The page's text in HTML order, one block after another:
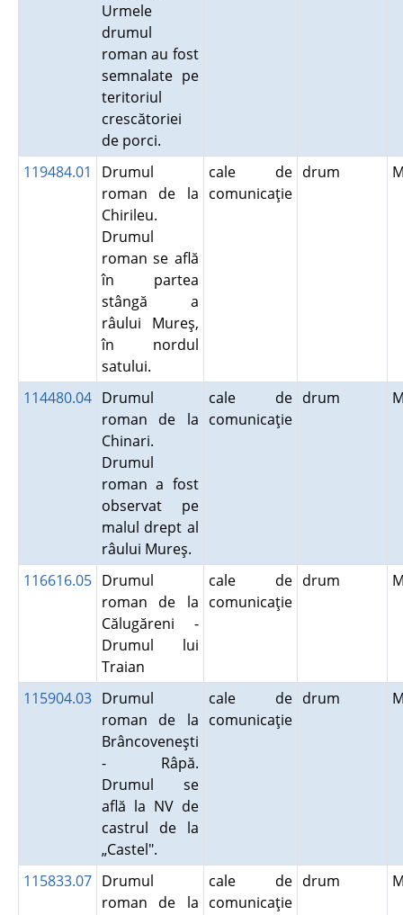
Urmele
drumul
roman au fost
semnalate pe
teritoriul
crescătoriei
de porci.
119484.01
Drumul
roman de la
Chirileu.
Drumul
roman se află
în partea
stângă a
râului Mureş,
în nordul
satului.
cale de
comunicaţie
drum
114480.04 Drumul
roman de la
Chinari.
Drumul
roman a fost
observat pe
malul drept al
râului Mureş.
cale de
comunicaţie
drum
116616.05 Drumul
roman de la
Călugăreni -
Drumul lui
Traian
cale de
comunicaţie
drum
115904.03 Drumul
roman de la
Brâncoveneşti
- Râpă.
Drumul se
află la NV de
castrul de la
„Castel".
cale de
comunicaţie
drum
115833.07 Drumul
roman de la
cale de
comunicaţie
drum